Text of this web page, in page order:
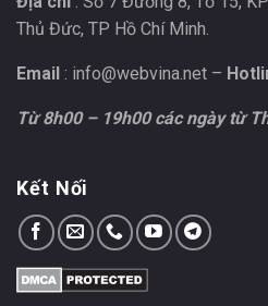
Thủ Đức, TP Hồ Chí Minh.
Email : info@webvina.net –
Từ 8h00 – 19h00 các ngày từ
Kết Nối